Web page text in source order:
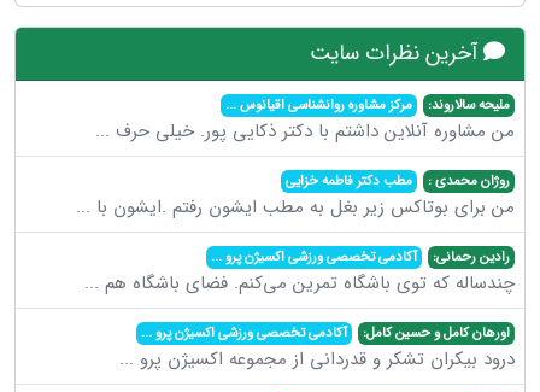
آخرین نظرات سایت
ملیحه سالاروند: مرکز مشاوره روانشناسی اقیانوس...
من مشاوره آنلاین داشتم با دکتر ذکایی پور. خیلی حرف ...
روژان محمدی : مطب دکتر فاطمه خزایی
من برای بوتاکس زیر بغل به مطب ایشون رفتم .ایشون با ...
رادین رحمانی: آکادمی تخصصی ورزشی اکسیژن پرو...
چندساله که توی باشگاه تمرین می‌کنم. فضای باشگاه هم ...
اورهان کامل و حسین کامل: آکادمی تخصصی ورزشی اکسیژن پرو...
درود بیکران تشکر و قدردانی از مجموعه اکسیژن پرو ...